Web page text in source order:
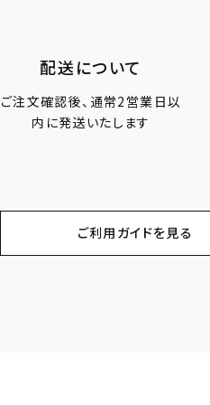
配送について
ご注文確認後、通常2営業日以
内に発送いたします
ご利用ガイドを見る